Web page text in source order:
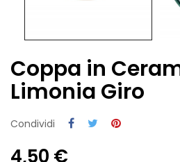
Coppa in
Limonia Giro
Condividi
4,50 €